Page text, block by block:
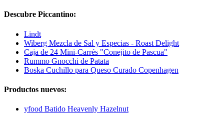
Descubre Piccantino:
Lindt
Wiberg Mezcla de Sal y Especias - Roast Delight
Caja de 24 Mini-Carrés "Conejito de Pascua"
Rummo Gnocchi de Patata
Boska Cuchillo para Queso Curado Copenhagen
Productos nuevos:
yfood Batido Heavenly Hazelnut